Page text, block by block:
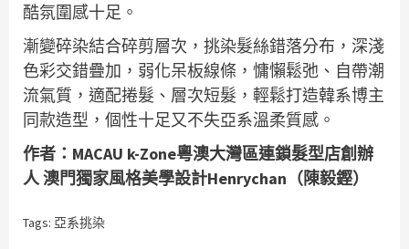
酷氛圍感十足。
漸變碎染結合碎剪層次，挑染髮絲錯落分布，深淺
色彩交錯疊加，弱化呆板線條，慵懶鬆弛、自帶潮
流氣質，適配捲髮、層次短髮，輕鬆打造韓系博主
同款造型，個性十足又不失亞系溫柔質感。
作者：MACAU k-Zone粵澳大灣區連鎖髮型店創辦
人 澳門獨家風格美學設計Henrychan（陳毅鏗）
Tags: 亞系挑染